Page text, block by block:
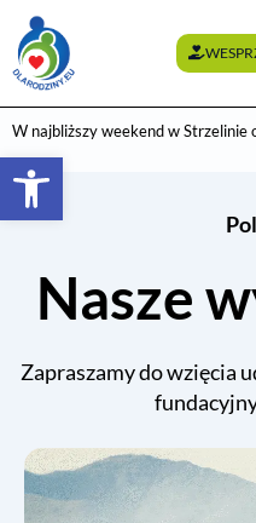
W najbliższy weekend w Strzelinie
Nasze
Zapraszamy do wzięcia
Otwórz pasek